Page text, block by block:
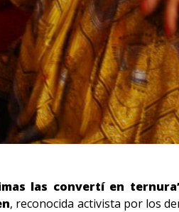
las convertí en
, reconocida activista por los